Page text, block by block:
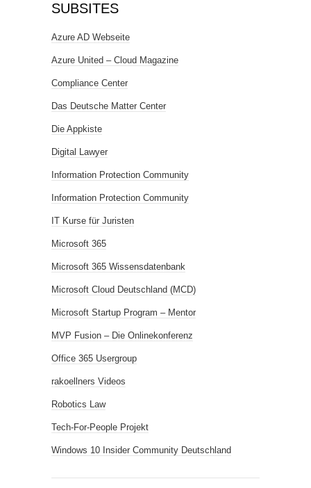
SUBSITES
Azure AD Webseite
Azure United – Cloud Magazine
Compliance Center
Das Deutsche Matter Center
Die Appkiste
Digital Lawyer
Information Protection Community
Information Protection Community
IT Kurse für Juristen
Microsoft 365
Microsoft 365 Wissensdatenbank
Microsoft Cloud Deutschland (MCD)
Microsoft Startup Program – Mentor
MVP Fusion – Die Onlinekonferenz
Office 365 Usergroup
rakoellners Videos
Robotics Law
Tech-For-People Projekt
Windows 10 Insider Community Deutschland